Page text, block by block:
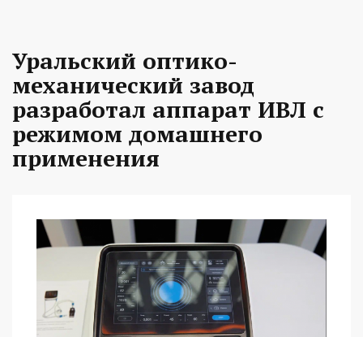
Уральский оптико-
механический завод
разработал аппарат ИВЛ с
режимом домашнего
применения